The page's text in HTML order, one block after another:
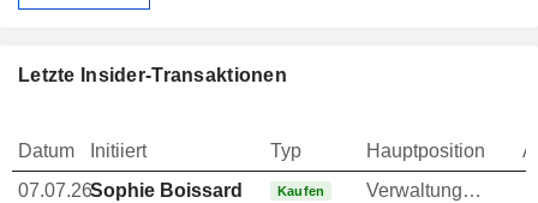
Letzte Insider-Transaktionen
Datum Initiiert Typ Hauptposition
07.07.26Sophie Boissard Kaufen
Verwaltungsratsmitglied